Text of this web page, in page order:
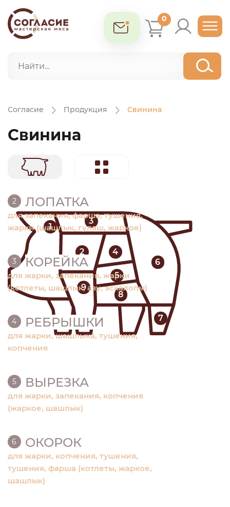
0
Согласие Продукция Свинина
Свинина
1
2
3
4
5
6
7
8
9
5 ВЫРЕЗКА
для жарки, запекания, копчения
(жаркое, шашлык)
3 КОРЕЙКА
для жарки, запекания, жарки
(котлеты, шашлык, азу, эскалопы)
2 ЛОПАТКА
для запекания, фарша, тушения,
жарки (шашлык, гуляш, жаркое)
6 ОКОРОК
для жарки, копчения, тушения,
тушения, фарша (котлеты, жаркое,
шашлык)
4 РЕБРЫШКИ
для жарки, шашлыка, тушения,
копчения